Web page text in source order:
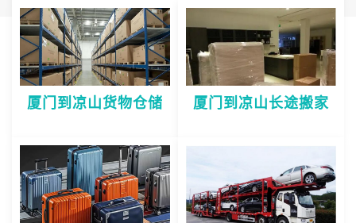
厦门到凉山货物仓储 厦门到凉山长途搬家